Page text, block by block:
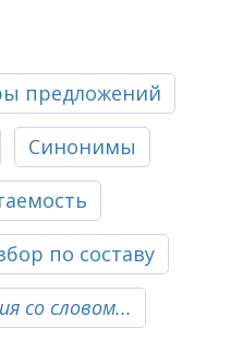
предложений
Синонимы
по составу
со словом...